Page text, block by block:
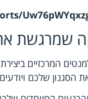
שמרגשת
המרכזיים
הסגנון שלכם